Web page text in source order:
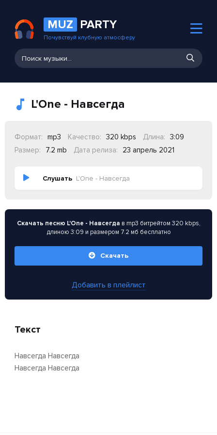
MUZ PARTY
Почувствуй клубную атмосферу
L'One - Навсегда
Формат: mp3 Качество: 320 kbps Длина:
3:09
Размер:
7.2 mb Дата релиза: 23 апрель 2021
Слушать L'One - Навсегда
Скачать песню L'One - Навсегда в mp3 битрейтом 320 kbps,
длиною 3:09 и размером 7.2 мб бесплатно
Скачать
Добавить в плейлист
Текст
Навсегда Навсегда
Навсегда Навсегда